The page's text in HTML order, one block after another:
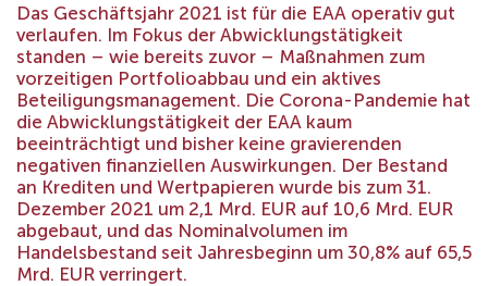
Das Geschäftsjahr 2021 ist für die EAA operativ gut
verlaufen. Im Fokus der Abwicklungstätigkeit
standen – wie bereits zuvor – Maßnahmen zum
vorzeitigen Portfolioabbau und ein aktives
Beteiligungsmanagement. Die Corona-Pandemie hat
die Abwicklungstätigkeit der EAA kaum
beeinträchtigt und bisher keine gravierenden
negativen finanziellen Auswirkungen. Der Bestand
an Krediten und Wertpapieren wurde bis zum 31.
Dezember 2021 um 2,1 Mrd. EUR auf 10,6 Mrd. EUR
abgebaut, und das Nominalvolumen im
Handelsbestand seit Jahresbeginn um 30,8% auf 65,5
Mrd. EUR verringert.